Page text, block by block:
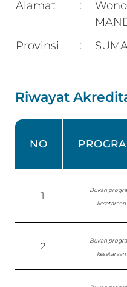
Alamat :
Provinsi
:
Riwayat
NO
1
Bukan
kesetaraan
2
Bukan
kesetaraan